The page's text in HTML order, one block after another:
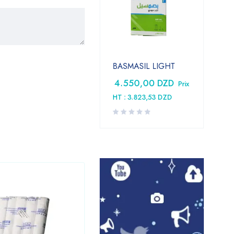
BASMASIL LIGHT
4.550,00 DZD Prix
HT : 3.823,53 DZD